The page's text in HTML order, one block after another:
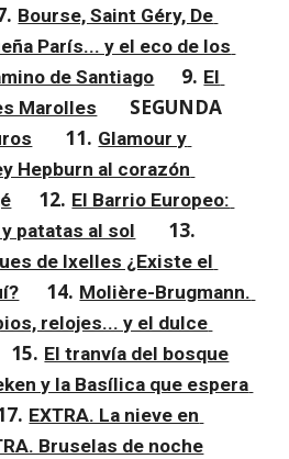
Bourse, Saint Géry, De
París... y el eco de los
de Santiago 9. El
Marolles
SEGUNDA
11. Glamour y
Hepburn al corazón
12. El Barrio Europeo:
patatas al sol
de Ixelles ¿Existe el
14. Molière-Brugmann.
relojes... y el dulce
15. El tranvía del bosque
y la Basílica que espera
EXTRA. La nieve en
Bruselas de noche